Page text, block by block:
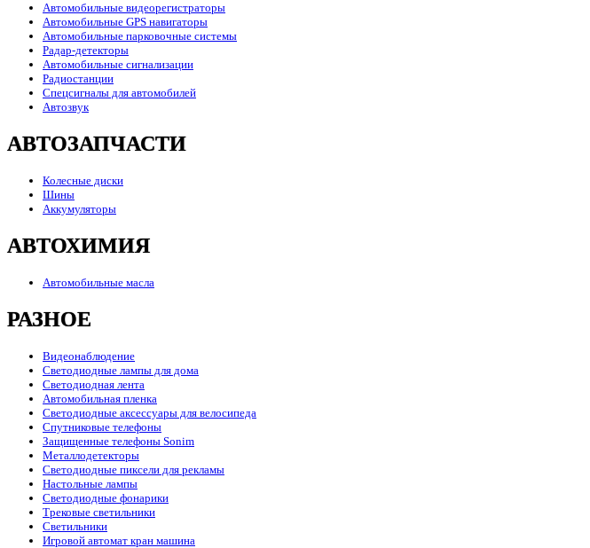
Автомобильные видеорегистраторы
Автомобильные GPS навигаторы
Автомобильные парковочные системы
Радар-детекторы
Автомобильные сигнализации
Радиостанции
Спецсигналы для автомобилей
Автозвук
АВТОЗАПЧАСТИ
Колесные диски
Шины
Аккумуляторы
АВТОХИМИЯ
Автомобильные масла
РАЗНОЕ
Видеонаблюдение
Светодиодные лампы для дома
Светодиодная лента
Автомобильная пленка
Светодиодные аксессуары для велосипеда
Спутниковые телефоны
Защищенные телефоны Sonim
Металлодетекторы
Светодиодные пиксели для рекламы
Настольные лампы
Светодиодные фонарики
Трековые светильники
Светильники
Игровой автомат кран машина